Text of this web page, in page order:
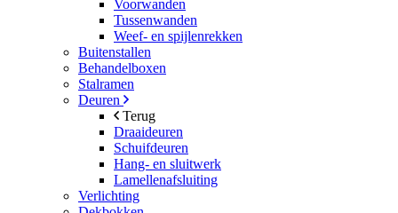
Voorwanden
Tussenwanden
Weef- en spijlenrekken
Buitenstallen
Behandelboxen
Stalramen
Deuren
Terug
Draaideuren
Schuifdeuren
Hang- en sluitwerk
Lamellenafsluiting
Verlichting